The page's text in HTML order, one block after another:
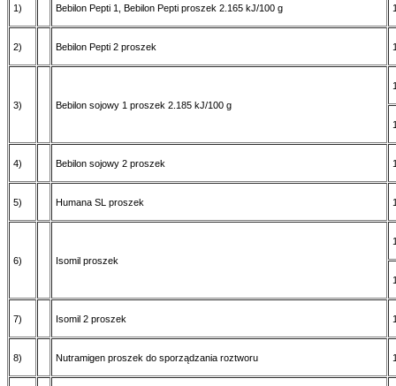
1) Bebilon Pepti 1, Bebilon Pepti proszek 2.165 kJ/100 g
2) Bebilon Pepti 2 proszek
3) Bebilon sojowy 1 proszek 2.185 kJ/100 g
4) Bebilon sojowy 2 proszek
5) Humana SL proszek
6) Isomil proszek
7) Isomil 2 proszek
8) Nutramigen proszek do sporządzania roztworu